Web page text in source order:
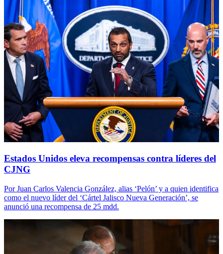
Estados Unidos eleva recompensas contra líderes del
CJNG
Por Juan Carlos Valencia González, alias ‘Pelón’ y a quien identifica
como el nuevo líder del ‘Cártel Jalisco Nueva Generación’, se
anunció una recompensa de 25 mdd.